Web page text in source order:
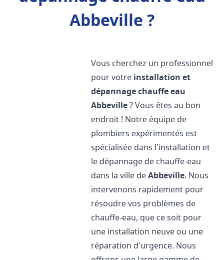
Abbeville ?
Vous cherchez un professionnel
pour votre installation et
dépannage chauffe eau
Abbeville? Vous êtes au bon
endroit ! Notre équipe de
plombiers expérimentés est
spécialisée dans l'installation et
le dépannage de chauffe-eau
dans la ville deAbbeville. Nous
intervenons rapidement pour
résoudre vos problèmes de
chauffe-eau, que ce soit pour
une installation neuve ou une
réparation d'urgence. Nous